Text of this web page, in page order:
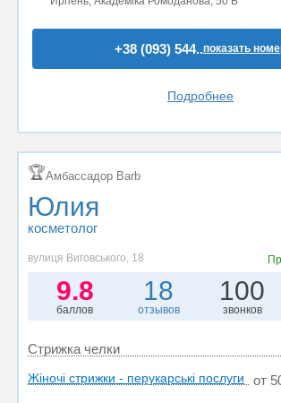
+38 (093) 544..показать
Подробнее
🏆Амбассадор Barb
Юлия
косметолог
вулиця Виговського, 18
9.8
баллов
18
отзывов
100
звонков
Стрижка челки
Жіночі стрижки - перукарські послуги от